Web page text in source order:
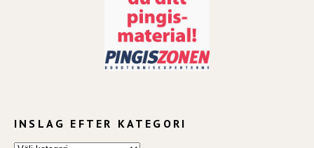
INSLAG EFTER KATEGORI